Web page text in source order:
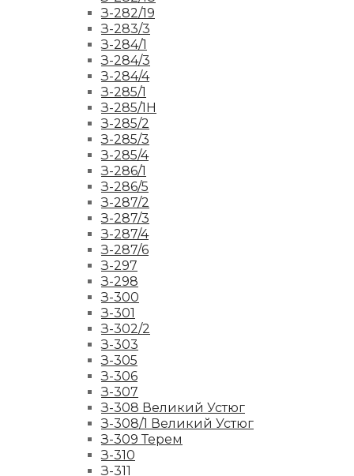
З-282/19
З-283/3
З-284/1
З-284/3
З-284/4
З-285/1
З-285/1Н
З-285/2
З-285/3
З-285/4
З-286/1
З-286/5
З-287/2
З-287/3
З-287/4
З-287/6
З-297
З-298
З-300
З-301
З-302/2
З-303
З-305
З-306
З-307
З-308 Великий Устюг
З-308/1 Великий Устюг
З-309 Терем
З-310
З-311